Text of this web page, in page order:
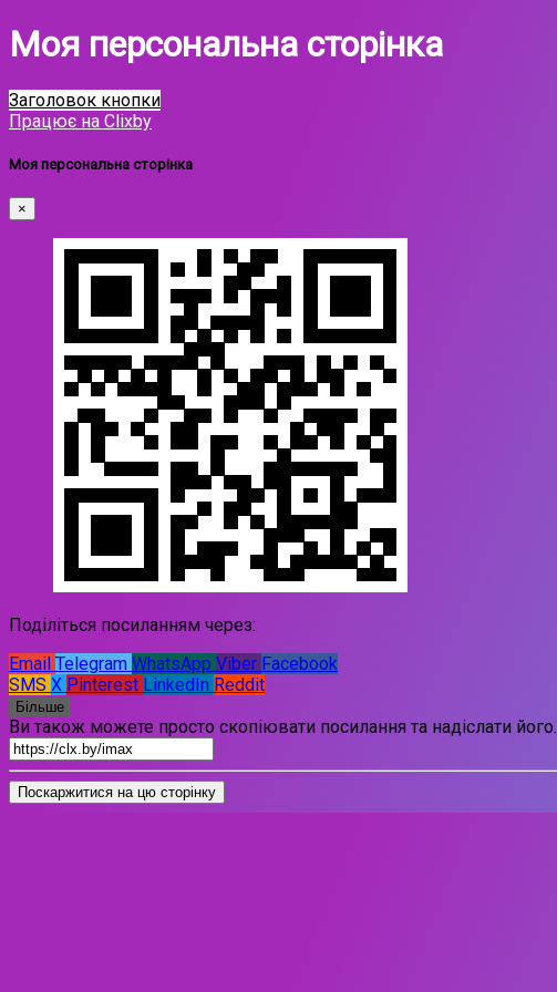
Моя персональна сторінка
Заголовок кнопки
Працює на Clixby
Моя персональна сторінка
×
Поділіться посиланням через:
Email Telegram WhatsApp Viber Facebook
SMS X Pinterest LinkedIn Reddit
Більше
Ви також можете просто скопіювати посилання та надіслати його.
Поскаржитися на цю сторінку